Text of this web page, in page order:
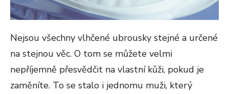
Nejsou všechny vlhčené ubrousky stejné a určené
na stejnou věc. O tom se můžete velmi
nepříjemně přesvědčit na vlastní kůži, pokud je
zaměníte. To se stalo i jednomu muži, který